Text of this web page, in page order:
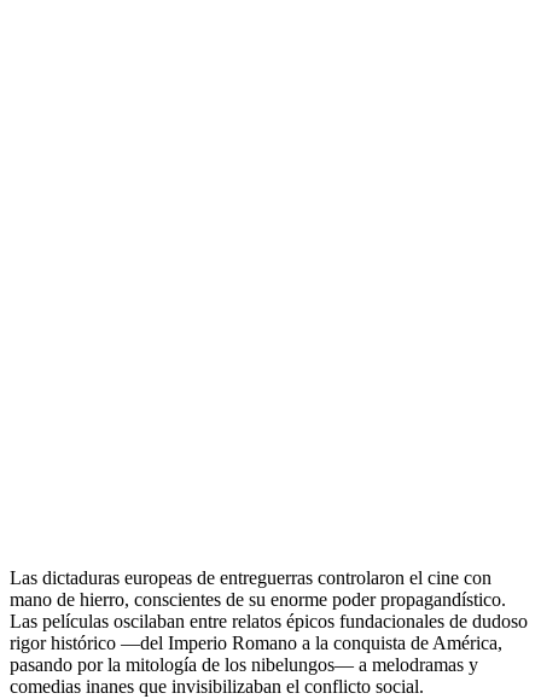
Las dictaduras europeas de entreguerras controlaron el cine con
mano de hierro, conscientes de su enorme poder propagandístico.
Las películas oscilaban entre relatos épicos fundacionales de dudoso
rigor histórico —del Imperio Romano a la conquista de América,
pasando por la mitología de los nibelungos— a melodramas y
comedias inanes que invisibilizaban el conflicto social.